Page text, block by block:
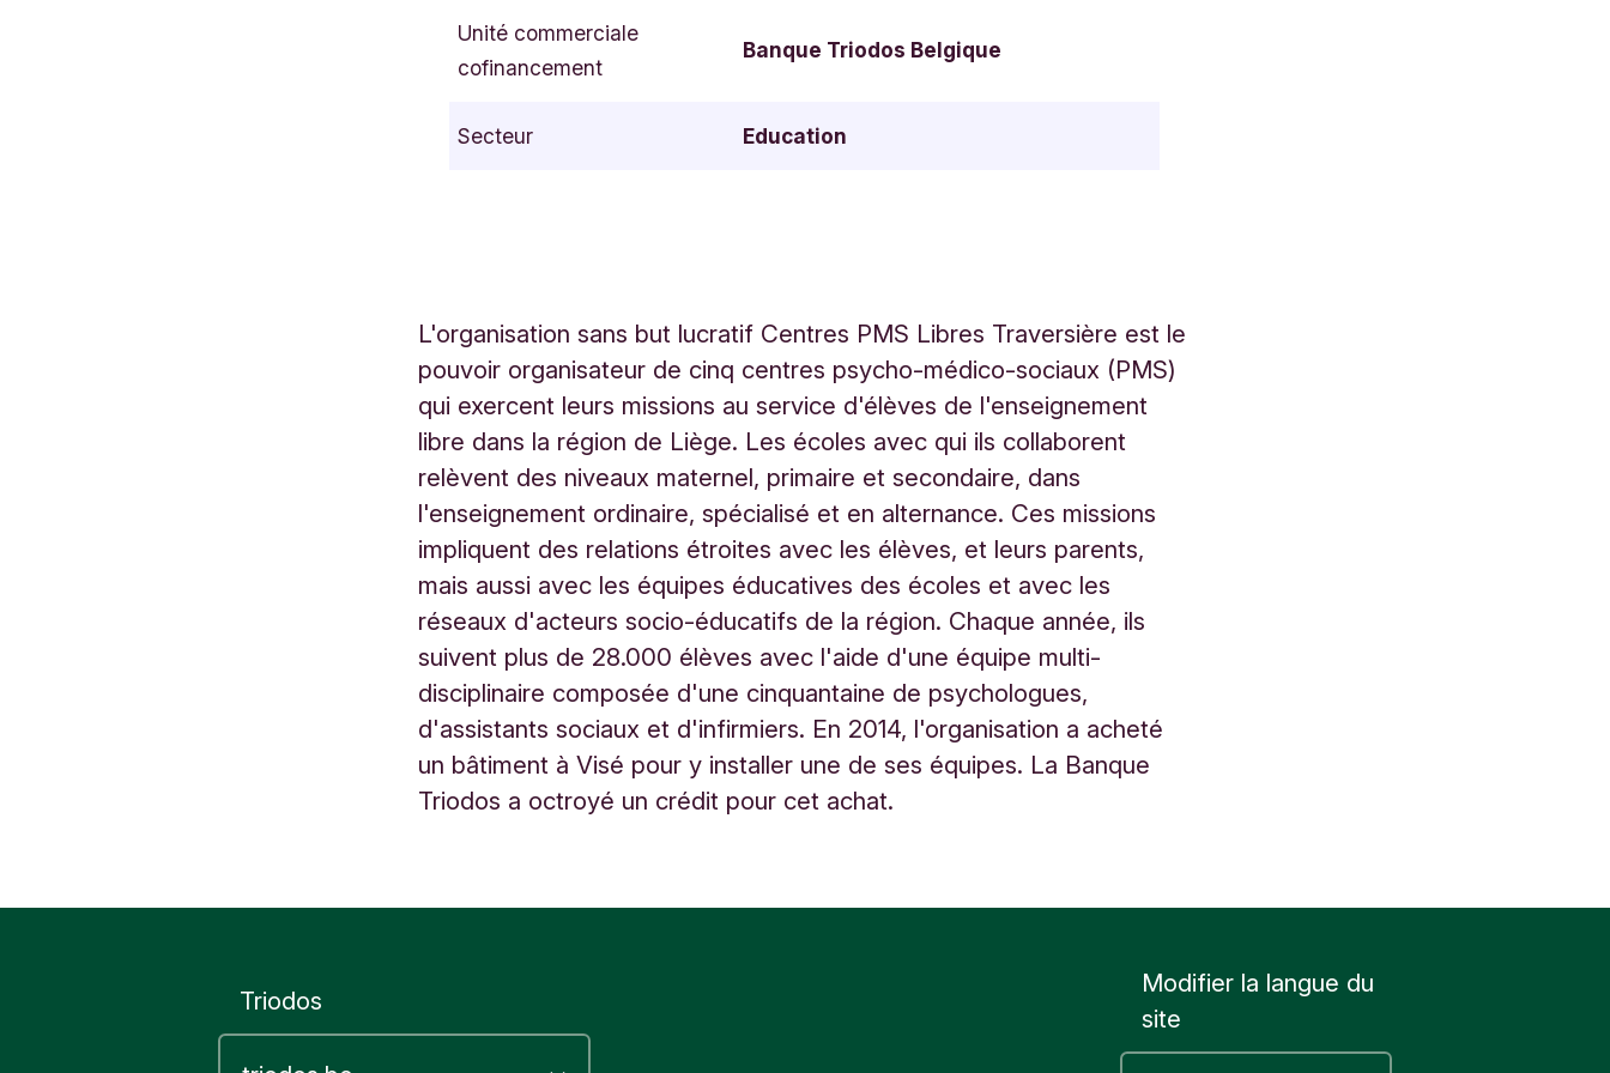
V
i
s
é
B
e
g
i
q
u
e
Unité commerciale
cofinancement
Banque Triodos Belgique
Secteur Education
L'organisation sans but lucratif Centres PMS Libres Traversière est le
pouvoir organisateur de cinq centres psycho-médico-sociaux (PMS)
qui exercent leurs missions au service d'élèves de l'enseignement
libre dans la région de Liège. Les écoles avec qui ils collaborent
relèvent des niveaux maternel, primaire et secondaire, dans
l'enseignement ordinaire, spécialisé et en alternance. Ces missions
impliquent des relations étroites avec les élèves, et leurs parents,
mais aussi avec les équipes éducatives des écoles et avec les
réseaux d'acteurs socio-éducatifs de la région. Chaque année, ils
suivent plus de 28.000 élèves avec l'aide d'une équipe multi-
disciplinaire composée d'une cinquantaine de psychologues,
d'assistants sociaux et d'infirmiers. En 2014, l'organisation a acheté
un bâtiment à Visé pour y installer une de ses équipes. La Banque
Triodos a octroyé un crédit pour cet achat.
Triodos
Modifier la langue du
site